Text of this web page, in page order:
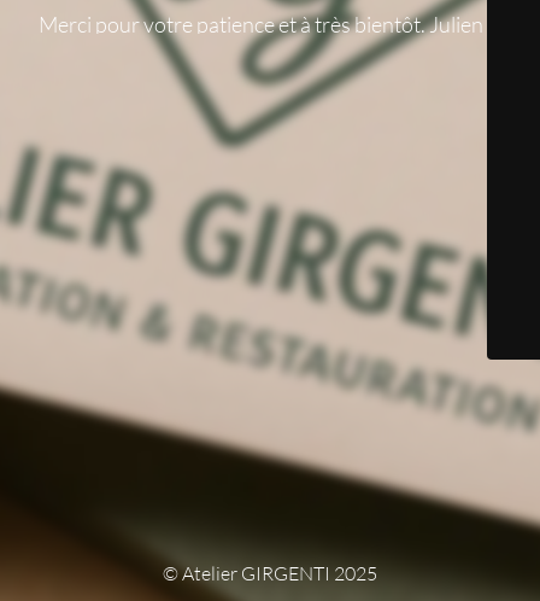
Merci pour votre patience et à très bientôt. Julien G
© Atelier GIRGENTI 2025